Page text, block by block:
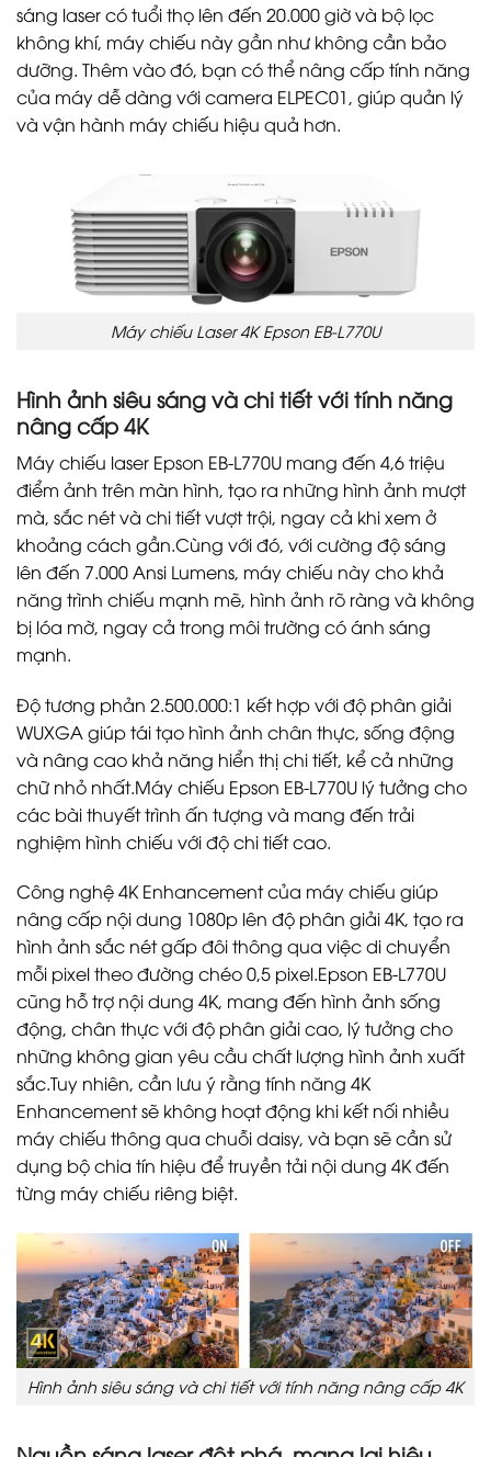
sáng laser có tuổi thọ lên đến 20.000 giờ và bộ lọc
không khí, máy chiếu này gần như không cần bảo
dưỡng. Thêm vào đó, bạn có thể nâng cấp tính năng
của máy dễ dàng với camera ELPEC01, giúp quản lý
và vận hành máy chiếu hiệu quả hơn.
Máy chiếu Laser 4K Epson EB-L770U
Hình ảnh siêu sáng và chi tiết với tính năng
nâng cấp 4K
Máy chiếu laser Epson EB-L770U mang đến 4,6 triệu
điểm ảnh trên màn hình, tạo ra những hình ảnh mượt
mà, sắc nét và chi tiết vượt trội, ngay cả khi xem ở
khoảng cách gần.Cùng với đó, với cường độ sáng
lên đến 7.000 Ansi Lumens, máy chiếu này cho khả
năng trình chiếu mạnh mẽ, hình ảnh rõ ràng và không
bị lóa mờ, ngay cả trong môi trường có ánh sáng
mạnh.
Độ tương phản 2.500.000:1 kết hợp với độ phân giải
WUXGA giúp tái tạo hình ảnh chân thực, sống động
và nâng cao khả năng hiển thị chi tiết, kể cả những
chữ nhỏ nhất.Máy chiếu Epson EB-L770U lý tưởng cho
các bài thuyết trình ấn tượng và mang đến trải
nghiệm hình chiếu với độ chi tiết cao.
Công nghệ 4K Enhancement của máy chiếu giúp
nâng cấp nội dung 1080p lên độ phân giải 4K, tạo ra
hình ảnh sắc nét gấp đôi thông qua việc di chuyển
mỗi pixel theo đường chéo 0,5 pixel.Epson EB-L770U
cũng hỗ trợ nội dung 4K, mang đến hình ảnh sống
động, chân thực với độ phân giải cao, lý tưởng cho
những không gian yêu cầu chất lượng hình ảnh xuất
sắc.Tuy nhiên, cần lưu ý rằng tính năng 4K
Enhancement sẽ không hoạt động khi kết nối nhiều
máy chiếu thông qua chuỗi daisy, và bạn sẽ cần sử
dụng bộ chia tín hiệu để truyền tải nội dung 4K đến
từng máy chiếu riêng biệt.
Hình ảnh siêu sáng và chi tiết với tính năng nâng cấp 4K